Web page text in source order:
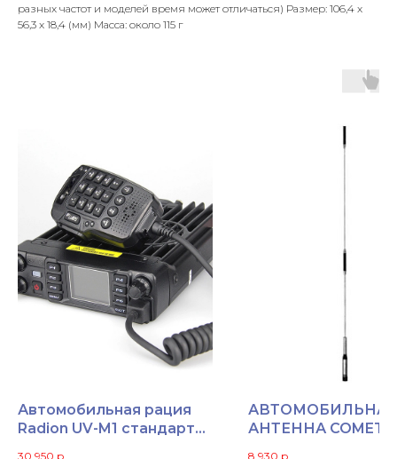
разных частот и моделей время может отличаться) Размер: 106,4 x
56,3 x 18,4 (мм) Масса: около 115 г
Автомобильная рация
Radion UV-M1 стандарта
30 950 р.
АВТОМОБИЛЬНАЯ
АНТЕННА COMET
8 930 р.